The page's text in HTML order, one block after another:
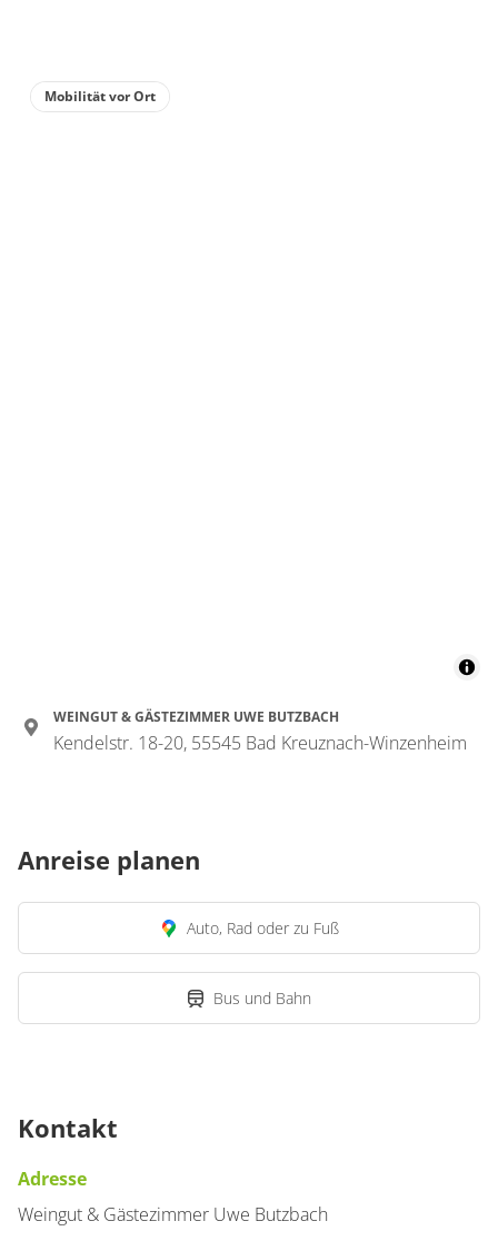
Mobilität vor Ort
WEINGUT & GÄSTEZIMMER UWE BUTZBACH
Kendelstr. 18-20, 55545 Bad Kreuznach-Winzenheim
Anreise planen
Auto, Rad oder zu Fuß
Bus und Bahn
Kontakt
Adresse
Weingut & Gästezimmer Uwe Butzbach